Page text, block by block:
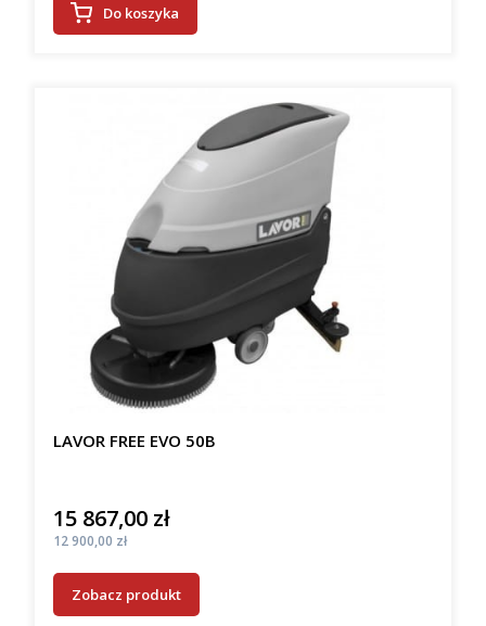
Do koszyka
LAVOR FREE EVO 50B
Cena
15 867,00 zł
Cena
12 900,00 zł
Zobacz produkt